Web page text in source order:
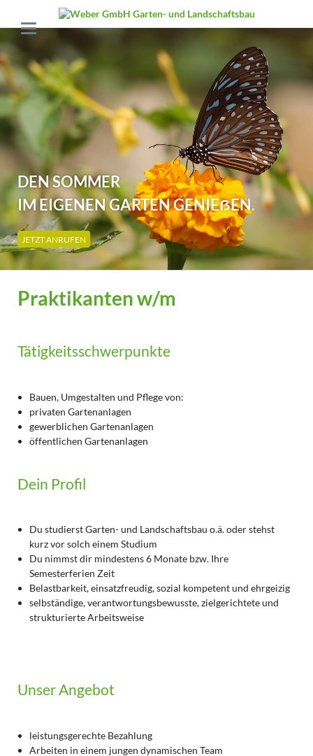
DEN SOMMER
IM EIGENEN GARTEN GENIEẞEN.
JETZT ANRUFEN
Praktikanten w/m
Tätigkeitsschwerpunkte
Bauen, Umgestalten und Pflege von:
privaten Gartenanlagen
gewerblichen Gartenanlagen
öffentlichen Gartenanlagen
Dein Profil
Du studierst Garten- und Landschaftsbau o.ä. oder stehst
kurz vor solch einem Studium
Du nimmst dir mindestens 6 Monate bzw. Ihre
Semesterferien Zeit
Belastbarkeit, einsatzfreudig, sozial kompetent und ehrgeizig
selbständige, verantwortungsbewusste, zielgerichtete und
strukturierte Arbeitsweise
Unser Angebot
leistungsgerechte Bezahlung
Arbeiten in einem jungen dynamischen Team